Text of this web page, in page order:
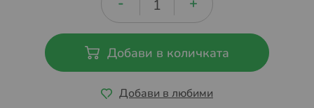
Добави в количката
Добави в любими